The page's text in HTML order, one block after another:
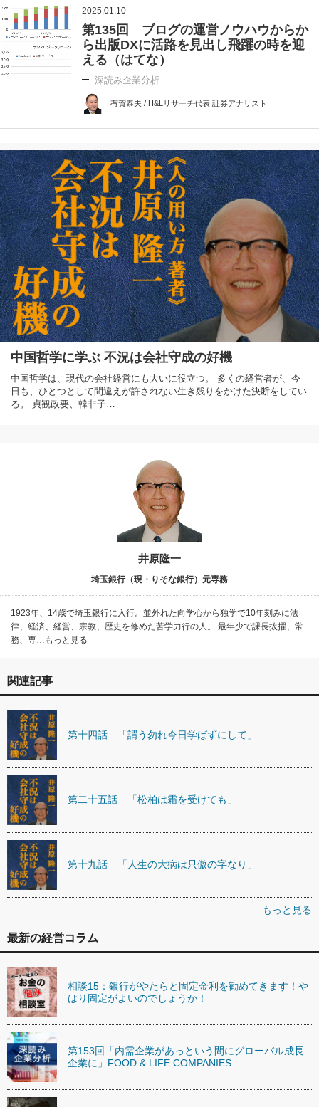
2025.01.10
第135回 ブログの運営ノウハウからか
ら出版DXに活路を見出し飛躍の時を迎
える（はてな）
深読み企業分析
有賀泰夫 / H&Lリサーチ代表 証券アナリスト
中国哲学に学ぶ 不況は会社守成の好機
中国哲学は、現代の会社経営にも大いに役立つ。 多くの経営者が、今
日も、ひとつとして間違えが許されない生き残りをかけた決断をしてい
る。 貞観政要、韓非子…
井原隆一
埼玉銀行（現・りそな銀行）元専務
1923年、14歳で埼玉銀行に入行。並外れた向学心から独学で10年刻みに法
律、経済、経営、宗教、歴史を修めた苦学力行の人。 最年少で課長抜擢、常
務、専…もっと見る
関連記事
第十四話 「謂う勿れ今日学ばずにして」
第二十五話 「松柏は霜を受けても」
第十九話 「人生の大病は只傲の字なり」
もっと見る
最新の経営コラム
相談15：銀行がやたらと固定金利を勧めてきます！や
はり固定がよいのでしょうか！
第153回「内需企業があっという間にグローバル成長
企業に」FOOD & LIFE COMPANIES